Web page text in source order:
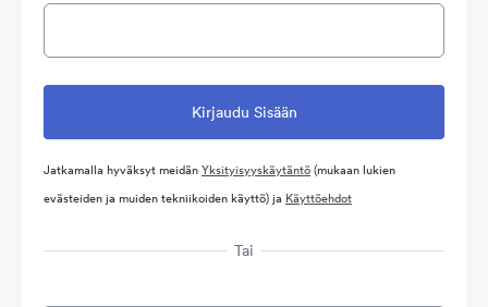
Jatkamalla hyväksyt meidänYksityisyyskäytäntö(mukaan lukien
evästeiden ja muiden tekniikoiden käyttö) ja Käyttöehdot
Tai